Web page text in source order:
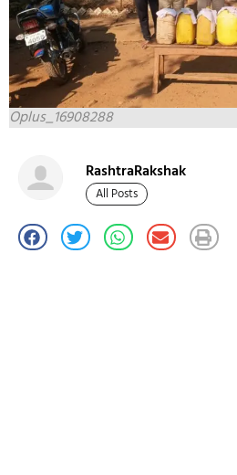
Oplus_16908288
RashtraRakshak
All Posts